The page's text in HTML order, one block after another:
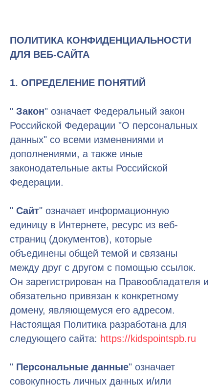
ПОЛИТИКА КОНФИДЕНЦИАЛЬНОСТИ
ДЛЯ ВЕБ-САЙТА
1. ОПРЕДЕЛЕНИЕ ПОНЯТИЙ
" Закон" означает Федеральный закон
Российской Федерации "О персональных
данных" со всеми изменениями и
дополнениями, а также иные
законодательные акты Российской
Федерации.
" Сайт" означает информационную
единицу в Интернете, ресурс из веб-
страниц (документов), которые
объединены общей темой и связаны
между друг с другом с помощью ссылок.
Он зарегистрирован на Правообладателя и
обязательно привязан к конкретному
домену, являющемуся его адресом.
Настоящая Политика разработана для
следующего сайта: https://kidspointspb.ru
" Персональные данные" означает
совокупность личных данных и/или